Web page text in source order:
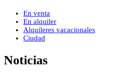
En venta
En alquiler
Alquileres vacacionales
Ciudad
Noticias